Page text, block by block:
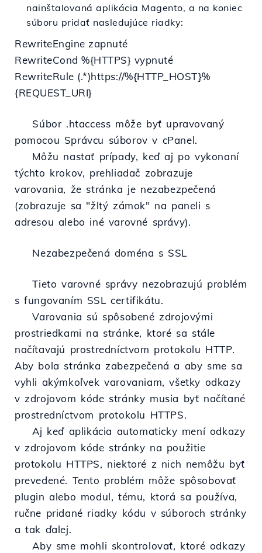
nainštalovaná aplikácia Magento, a na koniec
súboru pridať nasledujúce riadky:
RewriteEngine zapnuté
RewriteCond %{HTTPS} vypnuté
RewriteRule (.*)https://%{HTTP_HOST}%
{REQUEST_URI}
Súbor .htaccess môže byť upravovaný
pomocou Správcu súborov v cPanel.
Môžu nastať prípady, keď aj po vykonaní
týchto krokov, prehliadač zobrazuje
varovania, že stránka je nezabezpečená
(zobrazuje sa "žltý zámok" na paneli s
adresou alebo iné varovné správy).
Nezabezpečená doména s SSL
Tieto varovné správy nezobrazujú problém
s fungovaním SSL certifikátu.
Varovania sú spôsobené zdrojovými
prostriedkami na stránke, ktoré sa stále
načítavajú prostredníctvom protokolu HTTP.
Aby bola stránka zabezpečená a aby sme sa
vyhli akýmkoľvek varovaniam, všetky odkazy
v zdrojovom kóde stránky musia byť načítané
prostredníctvom protokolu HTTPS.
Aj keď aplikácia automaticky mení odkazy
v zdrojovom kóde stránky na použitie
protokolu HTTPS, niektoré z nich nemôžu byť
prevedené. Tento problém môže spôsobovať
plugin alebo modul, tému, ktorá sa používa,
ručne pridané riadky kódu v súboroch stránky
a tak ďalej.
Aby sme mohli skontrolovať, ktoré odkazy